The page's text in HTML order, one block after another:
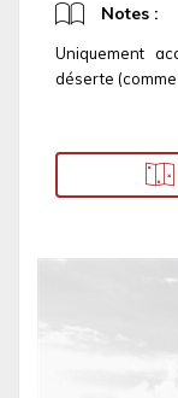
Notes :
Uniquement
déserte